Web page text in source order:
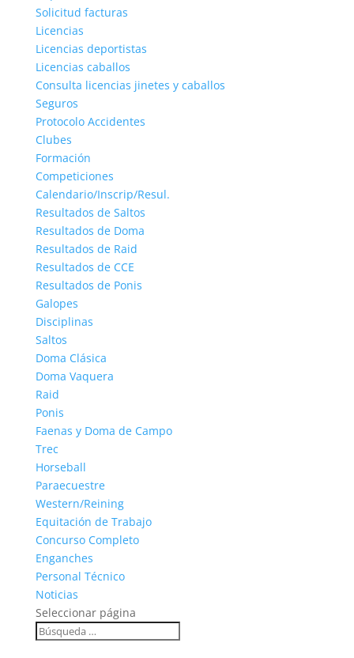
Solicitud facturas
Licencias
Licencias deportistas
Licencias caballos
Consulta licencias jinetes y caballos
Seguros
Protocolo Accidentes
Clubes
Formación
Competiciones
Calendario/Inscrip/Resul.
Resultados de Saltos
Resultados de Doma
Resultados de Raid
Resultados de CCE
Resultados de Ponis
Galopes
Disciplinas
Saltos
Doma Clásica
Doma Vaquera
Raid
Ponis
Faenas y Doma de Campo
Trec
Horseball
Paraecuestre
Western/Reining
Equitación de Trabajo
Concurso Completo
Enganches
Personal Técnico
Noticias
Seleccionar página